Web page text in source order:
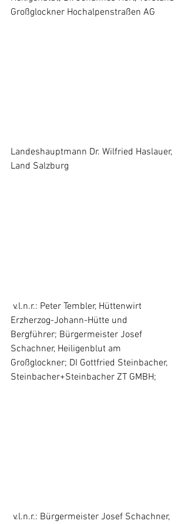
Großglockner Hochalpenstraßen AG
Landeshauptmann Dr. Wilfried Haslauer,
Land Salzburg
Erzherzog-Johann-Hütte und
Bergführer; Bürgermeister Josef
Schachner, Heiligenblut am
Großglockner; DI Gottfried Steinbacher,
Steinbacher+Steinbacher ZT GMBH;